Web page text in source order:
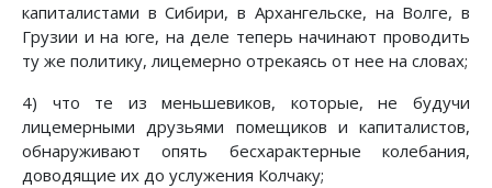
капиталистами в Сибири, в Архангельске, на Волге, в
Грузии и на юге, на деле теперь начинают проводить
ту же политику, лицемерно отрекаясь от нее на словах;
4) что те из меньшевиков, которые, не будучи
лицемерными друзьями помещиков и капиталистов,
обнаруживают опять бесхарактерные колебания,
доводящие их до услужения Колчаку;